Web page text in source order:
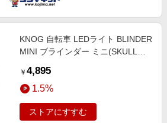
KNOG 自転車 LEDライト BLINDER
MINI ブラインダー ミニ(SKULL
FRONT 54_3554361302
￥ 4,895
1.5%
ストアにすすむ